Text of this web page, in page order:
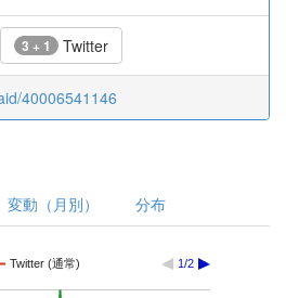
3 + 1 Twitter
40006541146
変動（月別） 分布
Twitter (通常) 1/2